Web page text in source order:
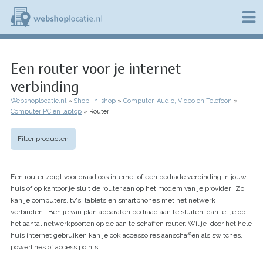
Overslaan
naar
de
b
s
h
p
l
o
a
e
.
n
l
Een router voor je internet
verbinding
Kruimelpad
Webshoplocatie.nl Shop-in-shop
Computer, Audio, Video en Telefoon
Computer PC en laptop
Router
Filter producten
Een router zorgt voor draadloos internet of een bedrade verbinding in jouw
huis of op kantoor je sluit de router aan op het modem van je provider. Zo
kan je computers, tv's, tablets en smartphones met het netwerk
verbinden. Ben je van plan apparaten bedraad aan te sluiten, dan let je op
het aantal netwerkpoorten op de aan te schaffen router. Wil je door het hele
huis internet gebruiken kan je ook accessoires aanschaffen als switches,
powerlines of access points.